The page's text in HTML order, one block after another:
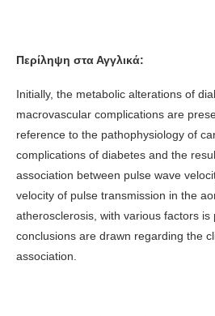
Περίληψη στα Αγγλικά:
Initially, the metabolic alterations of
macrovascular complications are
reference to the pathophysiology of
complications of diabetes and the
association between pulse wave
velocity of pulse transmission in the
atherosclerosis, with various factors is
conclusions are drawn regarding the
association.